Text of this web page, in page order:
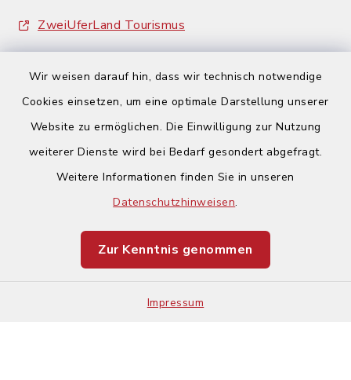
Wir weisen darauf hin, dass wir technisch notwendige
Cookies einsetzen, um eine optimale Darstellung unserer
Website zu ermöglichen. Die Einwilligung zur Nutzung
weiterer Dienste wird bei Bedarf gesondert abgefragt.
Weitere Informationen finden Sie in unseren
Datenschutzhinweisen.
Zur Kenntnis genommen
Impressum
ZweiUferLand Tourismus
Barrierefreiheit
Impressum
Sitemap